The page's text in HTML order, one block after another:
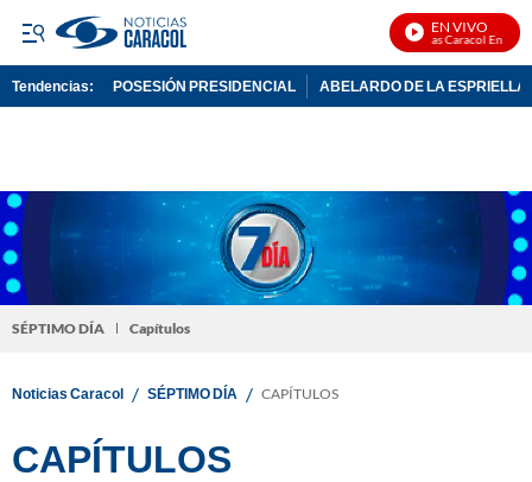
EN VIVO
Noticias Caracol En Vivo
Tendencias: POSESIÓN PRESIDENCIAL ABELARDO DE LA ESPRIELLA
SÉPTIMO DÍA Capítulos
Noticias Caracol / SÉPTIMO DÍA / CAPÍTULOS
CAPÍTULOS